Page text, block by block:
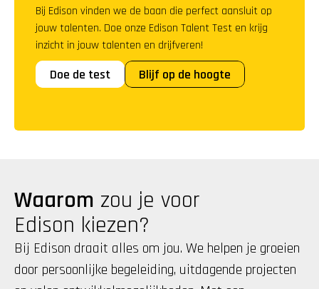
Bij Edison vinden we de baan die perfect aansluit op
jouw talenten. Doe onze Edison Talent Test en krijg
inzicht in jouw talenten en drijfveren!
Doe de test Blijf op de hoogte
Waarom zou je voor
Edison kiezen?
Bij Edison draait alles om jou. We helpen je groeien
door persoonlijke begeleiding, uitdagende projecten